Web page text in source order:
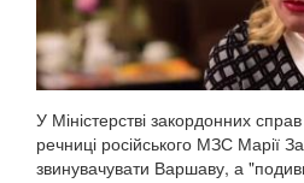
У Міністерстві закордонних
речниці російського МЗС Марії
звинувачувати Варшаву, а